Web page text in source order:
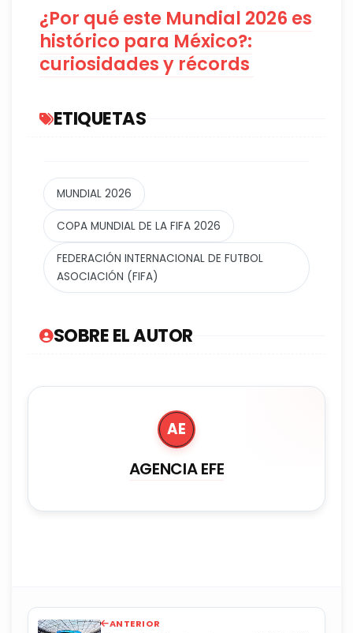
¿Por qué este Mundial 2026 es
histórico para México?:
curiosidades y récords
ETIQUETAS
MUNDIAL 2026
COPA MUNDIAL DE LA FIFA 2026
FEDERACIÓN INTERNACIONAL DE FUTBOL
ASOCIACIÓN (FIFA)
SOBRE EL AUTOR
AE
AGENCIA EFE
ANTERIOR